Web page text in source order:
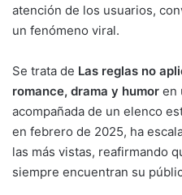
atención de los usuarios,
un fenómeno viral.
Se trata de Las reglas no
romance, drama y humor en
acompañada de un elenco
en febrero de 2025, ha
las más vistas, reafirmando
siempre encuentran su